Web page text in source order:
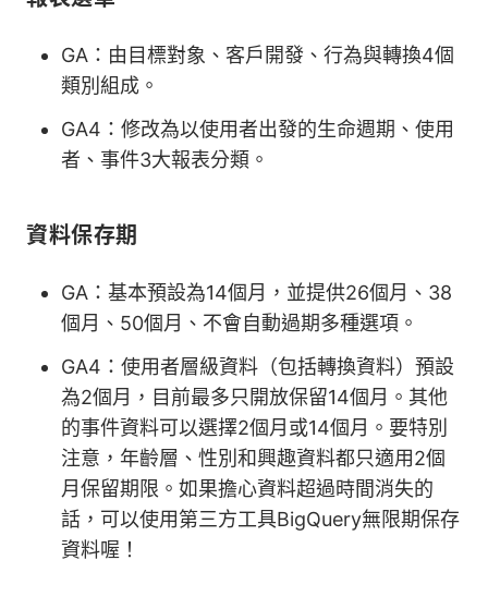
GA：由目標對象、客戶開發、行為與轉換4個
類別組成。
GA4：修改為以使用者出發的生命週期、使用
者、事件3大報表分類。
資料保存期
GA：基本預設為14個月，並提供26個月、38
個月、50個月、不會自動過期多種選項。
GA4：使用者層級資料（包括轉換資料）預設
為2個月，目前最多只開放保留14個月。其他
的事件資料可以選擇2個月或14個月。要特別
注意，年齡層、性別和興趣資料都只適用2個
月保留期限。如果擔心資料超過時間消失的
話，可以使用第三方工具BigQuery無限期保存
資料喔！